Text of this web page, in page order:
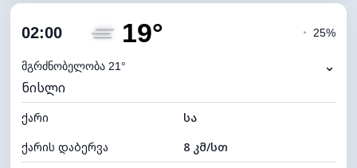
ღრუბლიანობა
ნამის წერტილი
ხილვადობა
განათების ინდექსი 0 (ბნელი)
ღრუბლის სიმაღლე 8720 მ
02:00 19°
მგრძნობელობა 21°
◔ 25%
⌄
ნისლი
ქარი
სა
ქარის დაბერვა
8 კმ/სთ